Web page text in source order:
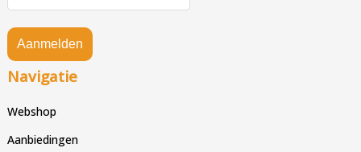
Aanmelden
Navigatie
Webshop
Aanbiedingen